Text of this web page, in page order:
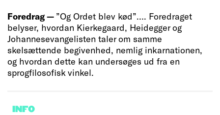
Foredrag — ”Og Ordet blev kød”…. Foredraget
belyser, hvordan Kierkegaard, Heidegger og
Johannesevangelisten taler om samme
skelsættende begivenhed, nemlig inkarnationen,
og hvordan dette kan undersøges ud fra en
sprogfilosofisk vinkel.
INFO